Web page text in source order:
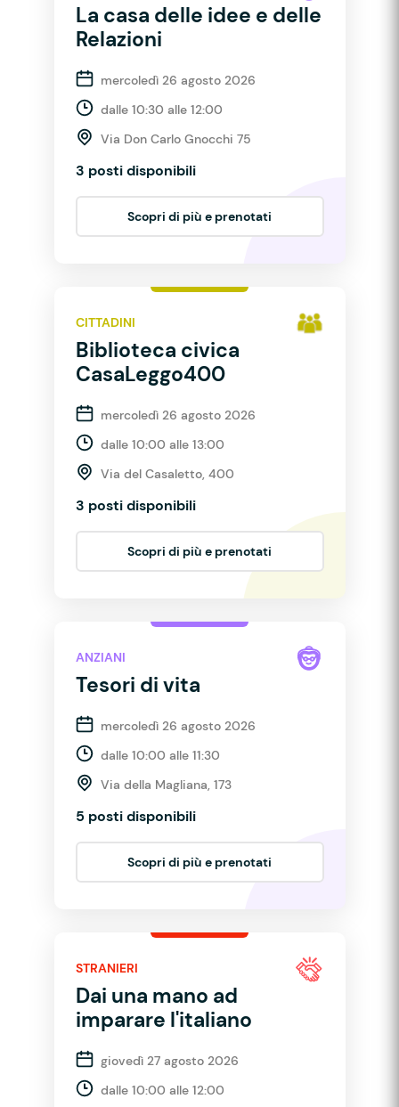
La casa delle idee e delle
Relazioni
mercoledì 26 agosto 2026
dalle 10:30 alle 12:00
Via Don Carlo Gnocchi 75
3 posti disponibili
Scopri di più e prenotati
CITTADINI
Biblioteca civica
CasaLeggo400
mercoledì 26 agosto 2026
dalle 10:00 alle 13:00
Via del Casaletto, 400
3 posti disponibili
Scopri di più e prenotati
ANZIANI
Tesori di vita
mercoledì 26 agosto 2026
dalle 10:00 alle 11:30
Via della Magliana, 173
5 posti disponibili
Scopri di più e prenotati
STRANIERI
Dai una mano ad
imparare l'italiano
giovedì 27 agosto 2026
dalle 10:00 alle 12:00